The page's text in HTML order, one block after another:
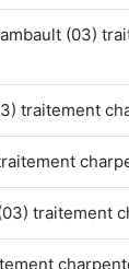
(03)
traitement
traitement